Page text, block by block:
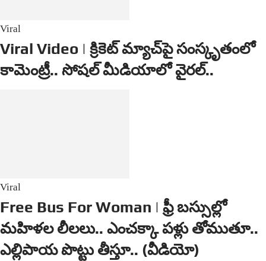
Viral
Viral Video | క్రికెట్ మ్యాచ్‌పై సంస్కృతంలో
కామెంట్రీ.. సోషల్ మీడియాలో వైరల్..
Viral
Free Bus For Woman | ఫ్రీ బస్సుల్లో
మ‌హిళ‌ల లీల‌లు.. ఎంచక్కా పళ్లు తోముతూ..
ఎల్లిపాయ పొట్టు తీస్తూ.. (వీడియో)